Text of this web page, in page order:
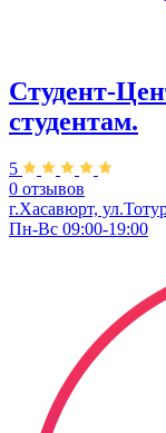
Студент-
студентам.
5
0 отзывов
г.Хасавюрт,
Пн-Вс 09:00-19:00